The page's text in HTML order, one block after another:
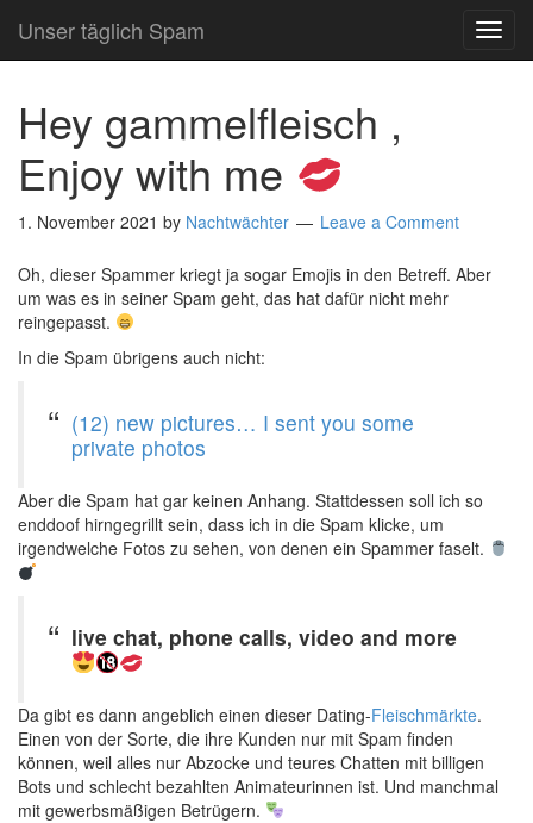
Unser täglich Spam
Hey gammelfleisch ,
Enjoy with me
1. November 2021 by Nachtwächter Leave a Comment
Oh, dieser Spammer kriegt ja sogar Emojis in den Betreff. Aber
um was es in seiner Spam geht, das hat dafür nicht mehr
reingepasst.
In die Spam übrigens auch nicht:
(12) new pictures… I sent you some
private photos
Aber die Spam hat gar keinen Anhang. Stattdessen soll ich so
enddoof hirngegrillt sein, dass ich in die Spam klicke, um
irgendwelche Fotos zu sehen, von denen ein Spammer faselt.
live chat, phone calls, video and more
Da gibt es dann angeblich einen dieser Dating-Fleischmärkte.
Einen von der Sorte, die ihre Kunden nur mit Spam finden
können, weil alles nur Abzocke und teures Chatten mit billigen
Bots und schlecht bezahlten Animateurinnen ist. Und manchmal
mit gewerbsmäßigen Betrügern.